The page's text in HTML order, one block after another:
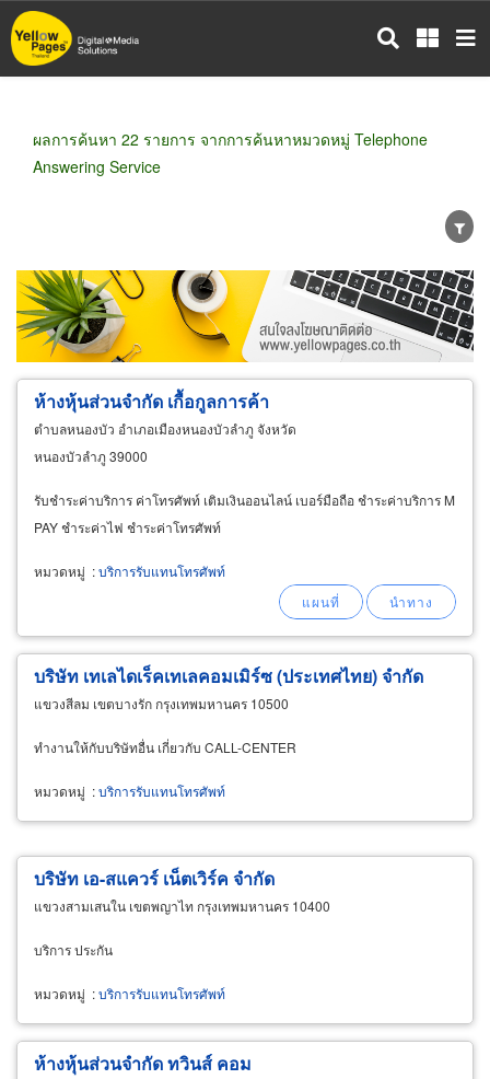
ข้าม
ไป
ผลการค้นหา 22 รายการ จากการค้นหาหมวดหมู่ Telephone
Answering Service
ขายส่ง ขายปลีก ผู้ผลิต
ตัวแทนจัดจำหน่าย
ผู้ส่งออก/นำเข้า
ธุรกิจบริการ
ห้างหุ้นส่วนจำกัด เกื้อกูลการค้า
ตำบลหนองบัว อำเภอเมืองหนองบัวลำภู จังหวัด
หนองบัวลำภู 39000
รับชำระค่าบริการ ค่าโทรศัพท์ เติมเงินออนไลน์ เบอร์มือถือ ชำระค่าบริการ M
PAY ชำระค่าไฟ ชำระค่าโทรศัพท์
หมวดหมู่ :บริการรับแทนโทรศัพท์
บริษัท เทเลไดเร็คเทเลคอมเมิร์ซ (ประเทศไทย) จำกัด
แขวงสีลม เขตบางรัก กรุงเทพมหานคร 10500
ทำงานให้กับบริษัทอื่น เกี่ยวกับ CALL-CENTER
หมวดหมู่ :บริการรับแทนโทรศัพท์
บริษัท เอ-สแควร์ เน็ตเวิร์ค จำกัด
แขวงสามเสนใน เขตพญาไท กรุงเทพมหานคร 10400
บริการ ประกัน
หมวดหมู่ :บริการรับแทนโทรศัพท์
ห้างหุ้นส่วนจำกัด ทวินส์ คอม